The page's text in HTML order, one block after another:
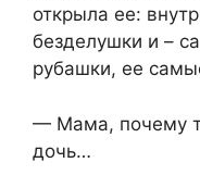
открыла ее:
безделушки и –
рубашки, ее
— Мама, почему
дочь…